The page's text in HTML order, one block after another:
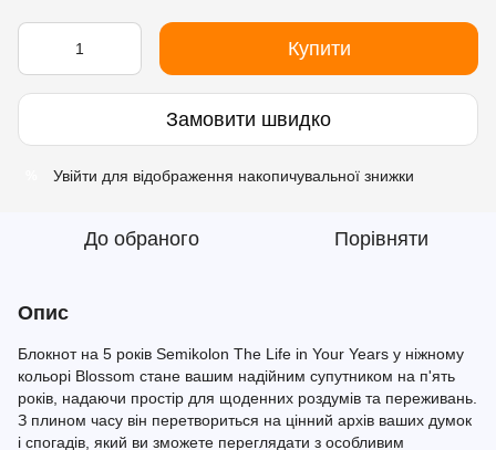
Купити
Замовити швидко
Увійти для відображення накопичувальної знижки
До обраного Порівняти
Опис
Блокнот на 5 років Semikolon The Life in Your Years у ніжному
кольорі Blossom стане вашим надійним супутником на п'ять
років, надаючи простір для щоденних роздумів та переживань.
З плином часу він перетвориться на цінний архів ваших думок
і спогадів, який ви зможете переглядати з особливим